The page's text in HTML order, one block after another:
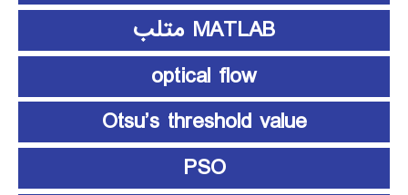
MATLAB متلب
optical flow
Otsu’s threshold value
PSO